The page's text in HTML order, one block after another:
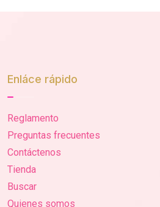
Enláce rápido
Reglamento
Preguntas frecuentes
Contáctenos
Tienda
Buscar
Quienes somos